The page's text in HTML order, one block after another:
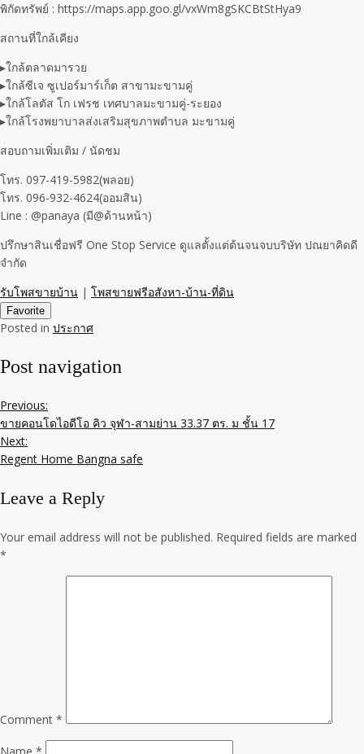
พิกัดทรัพย์ : https://maps.app.goo.gl/vxWm8gSKCBtStHya9
สถานที่ใกล้เคียง
▸ใกล้ตลาดมารวย
▸ใกล้ซีเจ ซูเปอร์มาร์เก็ต สาขามะขามคู่
▸ใกล้โลตัส โก เฟรช เทศบาลมะขามคู่-ระยอง
▸ใกล้โรงพยาบาลส่งเสริมสุขภาพตำบล มะขามคู่
สอบถามเพิ่มเติม / นัดชม
โทร. 097-419-5982(พลอย)
โทร. 096-932-4624(ออมสิน)
Line : @panaya (มี@ด้านหน้า)
ปรึกษาสินเชื่อฟรี One Stop Service ดูแลตั้งแต่ต้นจนจบบริษัท ปณยาคิดดี
จำกัด
รับโพสขายบ้าน | โพสขายฟรีอสังหา-บ้าน-ที่ดิน
Favorite
Posted in ประกาศ
Post navigation
Previous:
ขายคอนโดไอดีโอ คิว จุฬา-สามย่าน 33.37 ตร. ม ชั้น 17
Next:
Regent Home Bangna safe
Leave a Reply
Your email address will not be published. Required fields are marked
*
Comment *